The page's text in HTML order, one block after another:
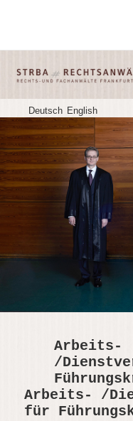
Deutsch English
Arbeits-
/
Arbeits- /
für